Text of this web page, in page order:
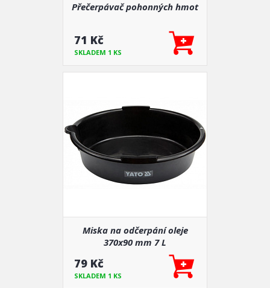
Přečerpávač pohonných hmot
71 Kč
SKLADEM 1 KS
Miska na odčerpání oleje
370x90 mm 7 L
79 Kč
SKLADEM 1 KS